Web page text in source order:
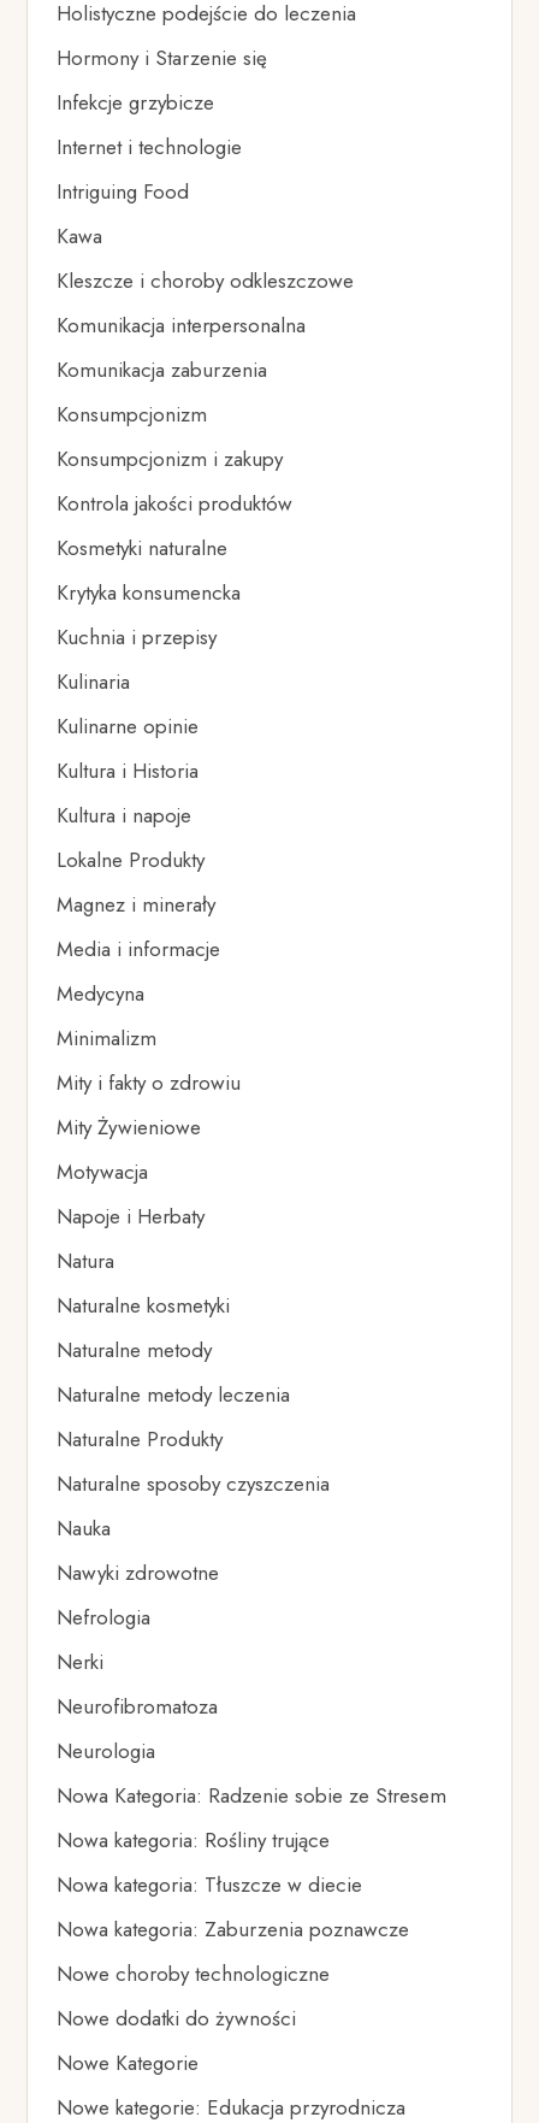
Holistyczne podejście do leczenia
Hormony i Starzenie się
Infekcje grzybicze
Internet i technologie
Intriguing Food
Kawa
Kleszcze i choroby odkleszczowe
Komunikacja interpersonalna
Komunikacja zaburzenia
Konsumpcjonizm
Konsumpcjonizm i zakupy
Kontrola jakości produktów
Kosmetyki naturalne
Krytyka konsumencka
Kuchnia i przepisy
Kulinaria
Kulinarne opinie
Kultura i Historia
Kultura i napoje
Lokalne Produkty
Magnez i minerały
Media i informacje
Medycyna
Minimalizm
Mity i fakty o zdrowiu
Mity Żywieniowe
Motywacja
Napoje i Herbaty
Natura
Naturalne kosmetyki
Naturalne metody
Naturalne metody leczenia
Naturalne Produkty
Naturalne sposoby czyszczenia
Nauka
Nawyki zdrowotne
Nefrologia
Nerki
Neurofibromatoza
Neurologia
Nowa Kategoria: Radzenie sobie ze Stresem
Nowa kategoria: Rośliny trujące
Nowa kategoria: Tłuszcze w diecie
Nowa kategoria: Zaburzenia poznawcze
Nowe choroby technologiczne
Nowe dodatki do żywności
Nowe Kategorie
Nowe kategorie: Edukacja przyrodnicza